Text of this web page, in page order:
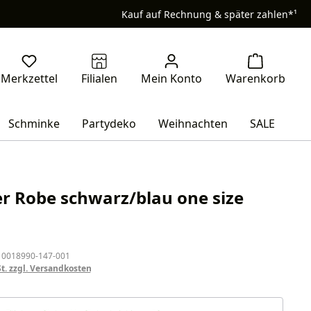
Kauf auf Rechnung & später zahlen*¹
Schminke Partydeko Weihnachten SALE
Robe schwarz/blau one size
147-001
zzgl. Versandkosten